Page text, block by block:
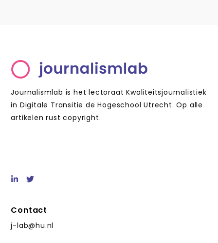
Journalismlab is het lectoraat Kwaliteitsjournalistiek
in Digitale Transitie de Hogeschool Utrecht. Op alle
artikelen rust copyright.
Contact
j-lab@hu.nl